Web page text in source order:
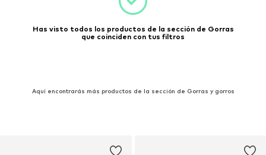
Has visto todos los productos de la sección de Gorras
que coinciden con tus filtros
Aquí encontrarás más productos de la sección de Gorras y gorros